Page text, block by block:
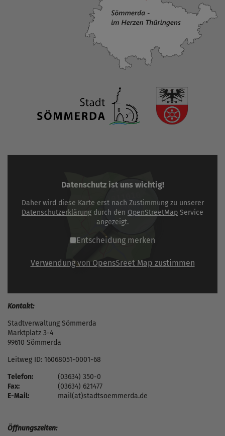
Datenschutz ist uns wichtig!
Daher wird diese Karte erst nach Zustimmung zu unserer
Datenschutzerklärung durch den OpenStreetMap Service
angezeigt.
Entscheidung merken
Verwendung von OpensSreet Map zustimmen
Kontakt:
Stadtverwaltung Sömmerda
Marktplatz 3-4
99610 Sömmerda
Leitweg ID: 16068051-0001-68
Telefon:
(03634) 350-0
Fax:
(03634) 621477
E-Mail:
mail(at)stadtsoemmerda.de
Öffnungszeiten: